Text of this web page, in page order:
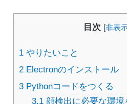
目次 [非表
1 やりたいこと
2 Electronのインストール
3 Pythonコードをつくる
3.1 顔検出に必要な環境